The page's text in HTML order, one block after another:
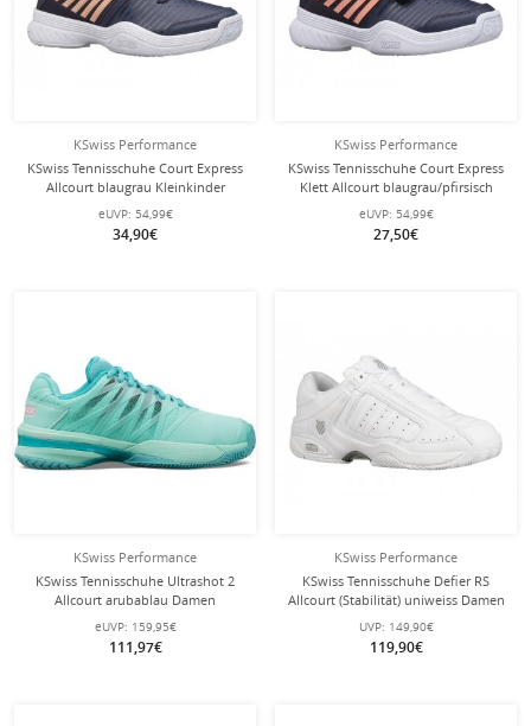
KSwiss Performance
KSwiss Tennisschuhe Court Express
Allcourt blaugrau Kleinkinder
eUVP: 54,99€
34,90€
KSwiss Performance
KSwiss Tennisschuhe Court Express
Klett Allcourt blaugrau/pfirsisch
Kleinkinder
eUVP: 54,99€
27,50€
KSwiss Performance
KSwiss Tennisschuhe Ultrashot 2
Allcourt arubablau Damen
eUVP: 159,95€
111,97€
KSwiss Performance
KSwiss Tennisschuhe Defier RS
Allcourt (Stabilität) uniweiss Damen
UVP: 149,90€
119,90€